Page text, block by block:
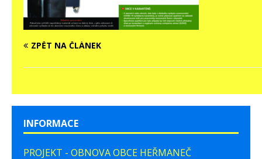
ZPĚT NA ČLÁNEK
INFORMACE
PROJEKT - OBNOVA OBCE HEŘMANEČ